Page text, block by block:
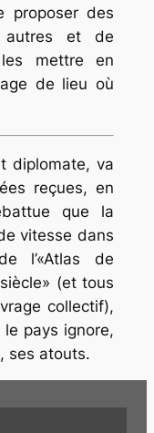
proposer des
autres et de
mettre en
de lieu où
diplomate, va
reçues, en
que la
vitesse dans
l’«Atlas de
(et tous
collectif),
pays ignore,
ses atouts.